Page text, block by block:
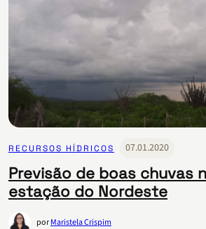
RECURSOS HÍDRICOS 07.01.2020
Previsão de boas chuvas
estação do Nordeste
porMaristela Crispim